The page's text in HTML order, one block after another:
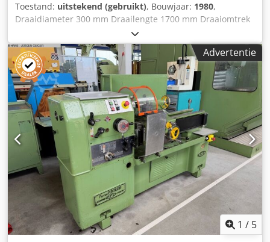
Toestand: uitstekend (gebruikt), Bouwjaar: 1980,
Draaidiameter 300 mm Draailengte 1700 mm Draaiomtrek
boven dwarsslede 600 mm Totale vermogensbehoefte 12,5
kW A A N B O D Wij kunnen u vrijblijvend uit voorraad,
onder voorbehoud van fouten en tussentijdse verkoop, het
volgende aanbieden: WEISSER HEILBRONN LZS - Universele
draaibank Type HEKTOR Bouwjaar 1980 _____
Centrumhoogte 300 mm max. zwenkdiameter boven bed
600 mm max. zwenkdiameter boven slede 390 mm
Centrumafstand 1.700 mm Spilboring / MK 5 88 mm 14
spiltoerentallen 18 – 900 tpm Dksdpfx Asytg Uyef Uor
Langsvoedingen 0,028 - 0,8 mm/omw Dwarsvoedingen 0,03
- 0,5 mm/omw 40 metrische schroefdraden 0,4 – 14
mm/omw 38 Whitworth-schroefdraden 2 – 72 Gg/"
Spilaandrijving 12,5 kW Totaalaandrijving 14 kW - 380 V -
50 Hz Gewicht 2.500 kg Toebehoren / speciale uitrusting: •
Geharde en geslepen geleidingen • Uitneembare brug voor
grotere draaidiameter • 3-assige digitale uitlezing
HEIDENHAIN met geheugenfunctie voor gereedschappen •
Advertentie
1 / 5